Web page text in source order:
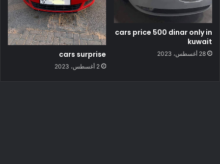
cars price 500 dinar only in
kuwait
28 أغسطس، 2023 cars surprise
2 أغسطس، 2023